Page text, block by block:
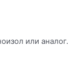
или аналог.